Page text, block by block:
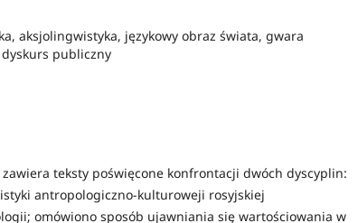
aksjolingwistyka, językowy obraz świata, gwara
publiczny
teksty poświęcone konfrontacji dwóch dyscyplin:
antropologiczno-kulturoweji rosyjskiej
omówiono sposób ujawniania się wartościowania w